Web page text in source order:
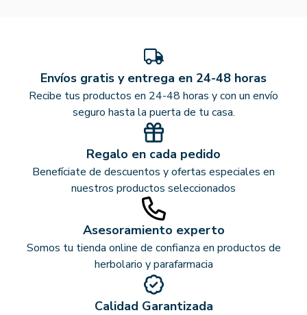
Envíos gratis y entrega en 24-48 horas
Recibe tus productos en 24-48 horas y con un envío
seguro hasta la puerta de tu casa.
Regalo en cada pedido
Benefíciate de descuentos y ofertas especiales en
nuestros productos seleccionados
Asesoramiento experto
Somos tu tienda online de confianza en productos de
herbolario y parafarmacia
Calidad Garantizada